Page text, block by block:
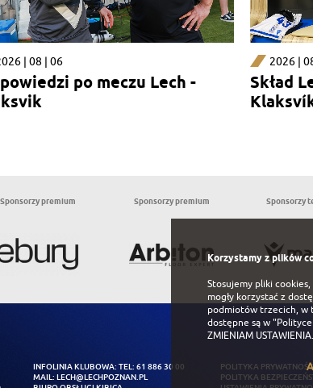
| 08 | 06
po meczu Lech -
2026 |
Skład
Sponsorzy premium Sponsorzy premium Sponsorzy
INFOLINIA KLUBOWA: TEL: 61 886 30 00
MAIL: LECH@LECHPOZNAN.PL
POLITYKA
POLITYKA
Korzystamy z plików
Stosujemy pliki
mogły korzystać z
podmiotów trzecich, w
dostępne są w
ZMIENIAM USTAWIENIA.